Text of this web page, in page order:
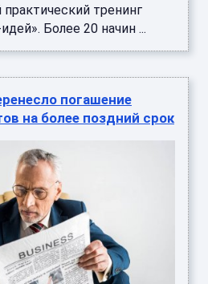
тренинг
Более 20 начин ...
погашение
на более поздний срок